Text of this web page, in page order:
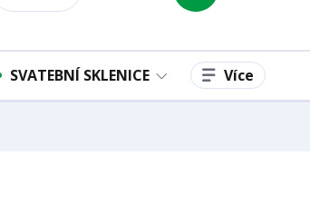
SVATEBNÍ SKLENICE Více